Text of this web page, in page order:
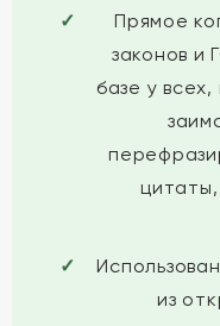
Прямое
законов и
базе у
из